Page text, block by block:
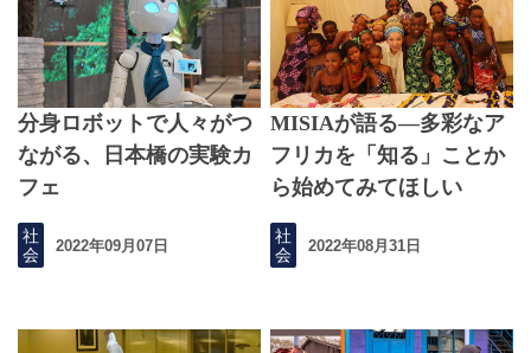
分身ロボットで人々がつ
ながる、日本橋の実験カ
フェ
社
会
2022年09月07日
MISIAが語る―多彩なア
フリカを「知る」ことか
ら始めてみてほしい
（Part 2）
社
会
2022年08月31日